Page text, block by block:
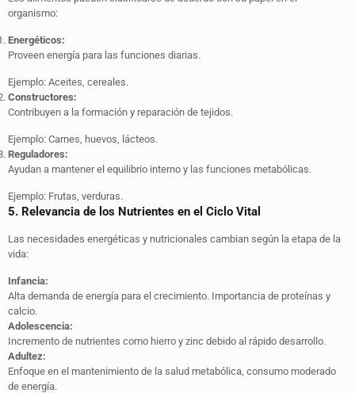
organismo:
Energéticos:
Proveen energía para las funciones diarias.
Ejemplo: Aceites, cereales.
Constructores:
Contribuyen a la formación y reparación de tejidos.
Ejemplo: Carnes, huevos, lácteos.
Reguladores:
Ayudan a mantener el equilibrio interno y las funciones metabólicas.
Ejemplo: Frutas, verduras.
5. Relevancia de los Nutrientes en el Ciclo Vital
Las necesidades energéticas y nutricionales cambian según la etapa de la
vida:
Infancia:
Alta demanda de energía para el crecimiento. Importancia de proteínas y
calcio.
Adolescencia:
Incremento de nutrientes como hierro y zinc debido al rápido desarrollo.
Adultez:
Enfoque en el mantenimiento de la salud metabólica, consumo moderado
de energía.